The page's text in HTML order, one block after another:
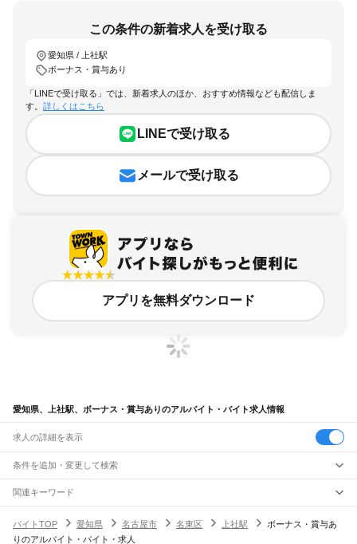
この条件の新着求人を受け取る
愛知県 / 上社駅
ボーナス・賞与あり
「LINEで受け取る」では、新着求人のほか、おすすめ情報なども配信しま
す。 詳しくはこちら
LINEで受け取る
メールで受け取る
アプリを無料ダウンロード
愛知県、上社駅、ボーナス・賞与ありのアルバイト・バイト求人情報
求人の詳細を表示
条件を追加・変更して検索
市区町村を追加・変更
愛知県すべて
名古屋市 すべて
駅を追加・変更
関連キーワード
バイトTOP
愛知県 名古屋市 名東区 上社駅
ボーナス・賞与あ
りのアルバイト・バイト・求人